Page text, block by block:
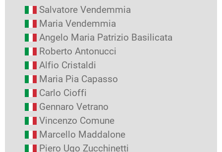
Salvatore Vendemmia
Maria Vendemmia
Angelo Maria Patrizio Basilicata
Roberto Antonucci
Alfio Cristaldi
Maria Pia Capasso
Carlo Cioffi
Gennaro Vetrano
Vincenzo Comune
Marcello Maddalone
Piero Ugo Zucchinetti